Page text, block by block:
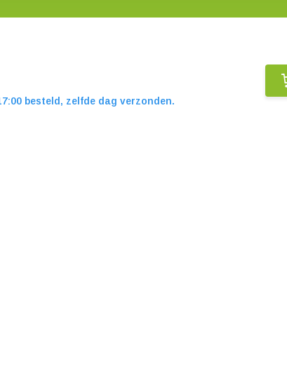
besteld, zelfde dag verzonden.